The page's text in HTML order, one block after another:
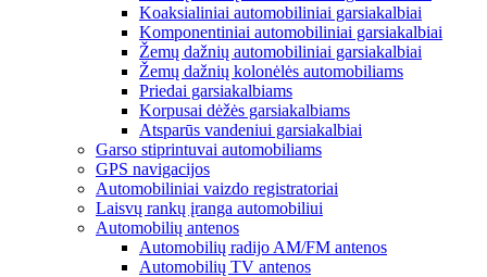
Koaksialiniai automobiliniai garsiakalbiai
Komponentiniai automobiliniai garsiakalbiai
Žemų dažnių automobiliniai garsiakalbiai
Žemų dažnių kolonėlės automobiliams
Priedai garsiakalbiams
Korpusai dėžės garsiakalbiams
Atsparūs vandeniui garsiakalbiai
Garso stiprintuvai automobiliams
GPS navigacijos
Automobiliniai vaizdo registratoriai
Laisvų rankų įranga automobiliui
Automobilių antenos
Automobilių radijo AM/FM antenos
Automobilių TV antenos